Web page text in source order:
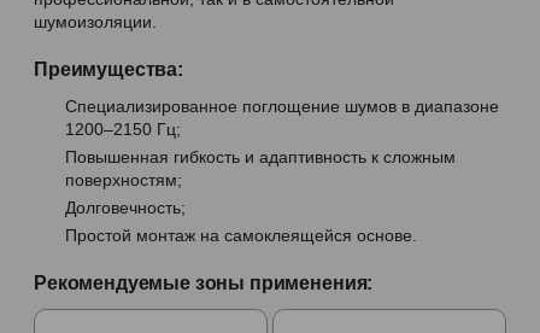
шумоизоляции.
Преимущества:
Специализированное поглощение шумов в диапазоне
1200–2150 Гц;
Повышенная гибкость и адаптивность к сложным
поверхностям;
Долговечность;
Простой монтаж на самоклеящейся основе.
Рекомендуемые зоны применения: